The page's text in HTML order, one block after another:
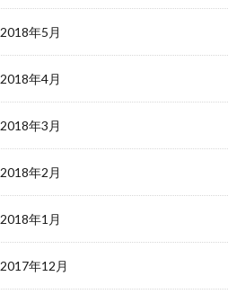
2018年5月
2018年4月
2018年3月
2018年2月
2018年1月
2017年12月